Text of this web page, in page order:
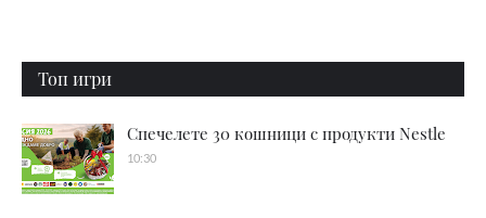
Топ игри
Спечелете 30 кошници с продукти Nestle
10:30